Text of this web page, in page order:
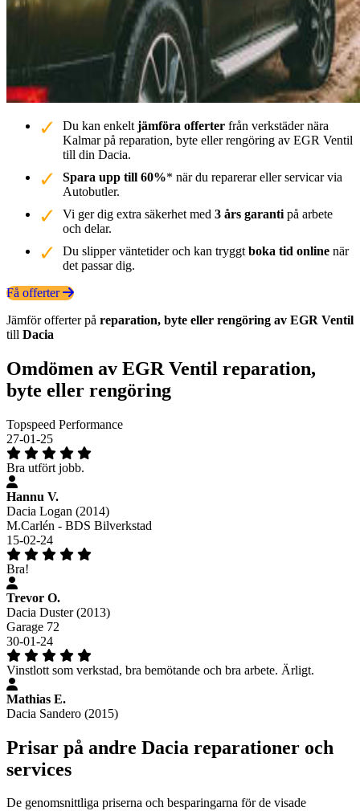
Du kan enkelt jämföra offerter från verkstäder nära
Kalmar på reparation, byte eller rengöring av EGR Ventil
till din Dacia.
Spara upp till 60%* när du reparerar eller servicar via
Autobutler.
Vi ger dig extra säkerhet med 3 års garanti på arbete
och delar.
Du slipper väntetider och kan tryggt boka tid online när
det passar dig.
Få offerter
Jämför offerter på reparation, byte eller rengöring av EGR Ventil
till Dacia
Omdömen av EGR Ventil reparation,
byte eller rengöring
Topspeed Performance
27-01-25
Bra utfört jobb.
Hannu V.
Dacia Logan (2014)
M.Carlén - BDS Bilverkstad
15-02-24
Bra!
Trevor O.
Dacia Duster (2013)
Garage 72
30-01-24
Vinstlott som verkstad, bra bemötande och bra arbete. Ärligt.
Mathias E.
Dacia Sandero (2015)
Prisar på andre Dacia reparationer och
services
De genomsnittliga priserna och besparingarna för de visade